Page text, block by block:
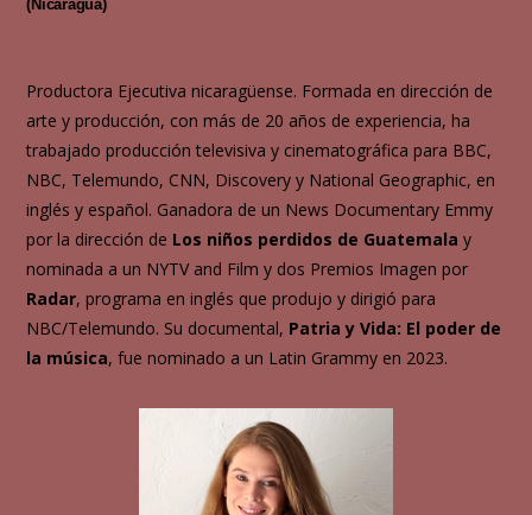
(Nicaragua)
Productora Ejecutiva nicaragüense. Formada en dirección de
arte y producción, con más de 20 años de experiencia, ha
trabajado producción televisiva y cinematográfica para BBC,
NBC, Telemundo, CNN, Discovery y National Geographic, en
inglés y español. Ganadora de un News Documentary Emmy
por la dirección de Los niños perdidos de Guatemala y
nominada a un NYTV and Film y dos Premios Imagen por
Radar, programa en inglés que produjo y dirigió para
NBC/Telemundo. Su documental, Patria y Vida: El poder de
la música, fue nominado a un Latin Grammy en 2023.